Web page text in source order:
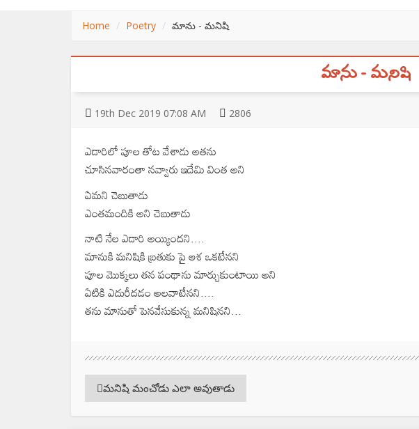
Home Poetry మాను - మనిషి
మాను - మనిషి
19th Dec 2019 07:08 AM 2806
ఎడారిలో పూల తోట వేశాడు అతను
చూసినవారంతా నవ్వారు ఇదేమి వింత అని
ఏమని చెబుతాడు
ఎంతమందికి అని చెబుతాడు
నాటి నేల ఎడారి అయ్యిందని....
మానుకి మనిషికి బ్రతుకు పై ఆశ ఒకటేనని
పూల మొక్కలు తన పంథాను మార్చుకుంటాయి అని
ఏటికి ఎదురీదడం అలవాటేనని....
తను మానుతో పెనవేసుకున్న మనిషినని...
మనిషి మంచోడు ఎలా అవుతాడు